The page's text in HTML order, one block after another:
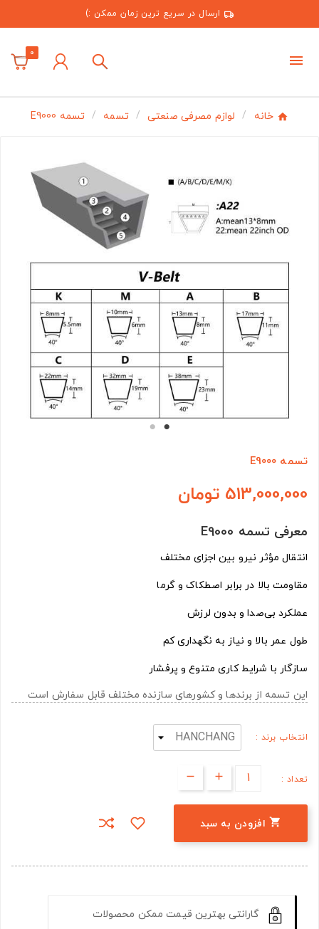
ارسال در سریع ترین زمان ممکن :)
0
خانه لوازم مصرفی صنعتی تسمه تسمه E9000
تسمه E9000
513,000,000 تومان
معرفی تسمه E9000
انتقال مؤثر نیرو بین اجزای مختلف
مقاومت بالا در برابر اصطکاک و گرما
عملکرد بی‌صدا و بدون لرزش
طول عمر بالا و نیاز به نگهداری کم
سازگار با شرایط کاری متنوع و پرفشار
این تسمه از برندها و کشورهای سازنده مختلف قابل سفارش است
انتخاب برند :
تعداد :
 افزودن به سبد
گارانتی بهترین قیمت ممکن محصولات